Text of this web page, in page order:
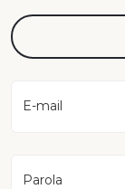
E-mail
Parola